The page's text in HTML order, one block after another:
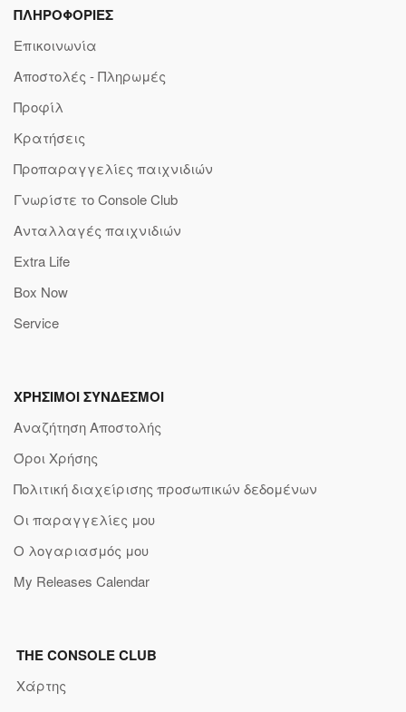
ΠΛΗΡΟΦΟΡΙΕΣ
Επικοινωνία
Αποστολές - Πληρωμές
Προφίλ
Κρατήσεις
Προπαραγγελίες παιχνιδιών
Γνωρίστε το Console Club
Ανταλλαγές παιχνιδιών
Extra Life
Box Now
Service
ΧΡΗΣΙΜΟΙ ΣΥΝΔΕΣΜΟΙ
Αναζήτηση Αποστολής
Όροι Χρήσης
Πολιτική διαχείρισης προσωπικών δεδομένων
Οι παραγγελίες μου
Ο λογαριασμός μου
My Releases Calendar
THE CONSOLE CLUB
Χάρτης